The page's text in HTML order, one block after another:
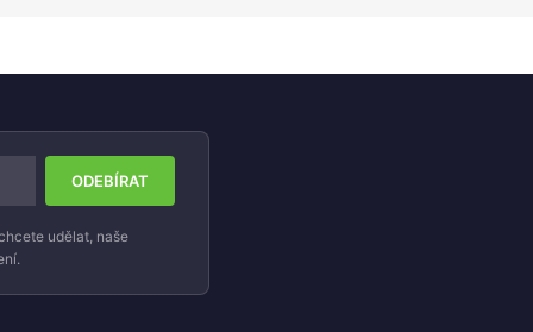
udělat, naše